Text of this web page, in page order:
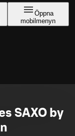
Öppna
mobilmenyn
SAXO by